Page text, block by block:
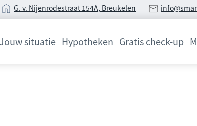
G. v. Nijenrodestraat 154A, Breukelen
Jouw situatie Hypotheken Gratis check-up